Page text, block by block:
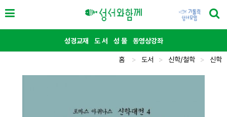
성경교재 도 서 성 물 동영상강좌
홈 > 도서 > 신학/철학 > 신학